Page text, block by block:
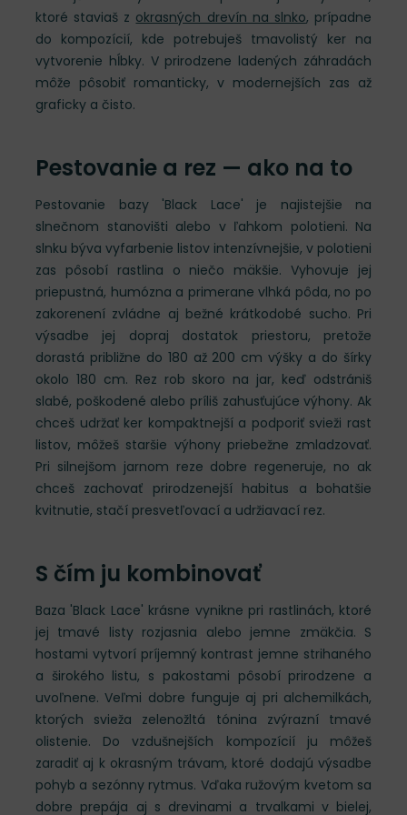
ktoré staviaš z okrasných drevín na slnko, prípadne
do kompozícií, kde potrebuješ tmavolistý ker na
vytvorenie hĺbky. V prirodzene ladených záhradách
môže pôsobiť romanticky, v modernejších zas až
graficky a čisto.
Pestovanie a rez — ako na to
Pestovanie bazy 'Black Lace' je najistejšie na
slnečnom stanovišti alebo v ľahkom polotieni. Na
slnku býva vyfarbenie listov intenzívnejšie, v polotieni
zas pôsobí rastlina o niečo mäkšie. Vyhovuje jej
priepustná, humózna a primerane vlhká pôda, no po
zakorenení zvládne aj bežné krátkodobé sucho. Pri
výsadbe jej dopraj dostatok priestoru, pretože
dorastá približne do 180 až 200 cm výšky a do šírky
okolo 180 cm. Rez rob skoro na jar, keď odstrániš
slabé, poškodené alebo príliš zahusťujúce výhony. Ak
chceš udržať ker kompaktnejší a podporiť svieži rast
listov, môžeš staršie výhony priebežne zmladzovať.
Pri silnejšom jarnom reze dobre regeneruje, no ak
chceš zachovať prirodzenejší habitus a bohatšie
kvitnutie, stačí presvetľovací a udržiavací rez.
S čím ju kombinovať
Baza 'Black Lace' krásne vynikne pri rastlinách, ktoré
jej tmavé listy rozjasnia alebo jemne zmäkčia. S
hostami vytvorí príjemný kontrast jemne strihaného
a širokého listu, s pakostami pôsobí prirodzene a
uvoľnene. Veľmi dobre funguje aj pri alchemilkách,
ktorých svieža zelenožltá tónina zvýrazní tmavé
olistenie. Do vzdušnejších kompozícií ju môžeš
zaradiť aj k okrasným trávam, ktoré dodajú výsadbe
pohyb a sezónny rytmus. Vďaka ružovým kvetom sa
dobre prepája aj s drevinami a trvalkami v bielej,